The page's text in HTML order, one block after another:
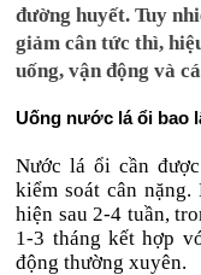
đường huyết. Tuy
giảm cân tức thì,
uống, vận động và
Uống nước lá ổi bao
Nước lá ổi cần
kiểm soát cân
hiện sau 2-4 tuần,
1-3 tháng kết hợp
động thường xuyên.